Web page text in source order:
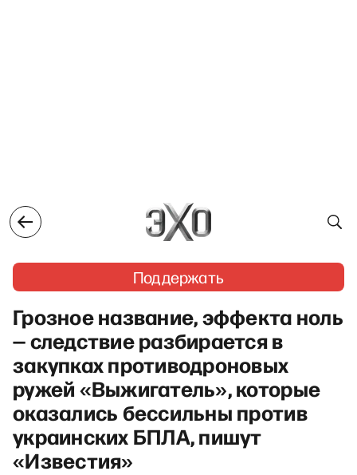
Поддержать
Грозное название, эффекта ноль
— следствие разбирается в
закупках противодроновых
ружей «Выжигатель», которые
оказались бессильны против
украинских БПЛА, пишут
«Известия»